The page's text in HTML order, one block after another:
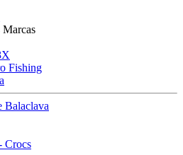
Fishing
Balaclava
Crocs